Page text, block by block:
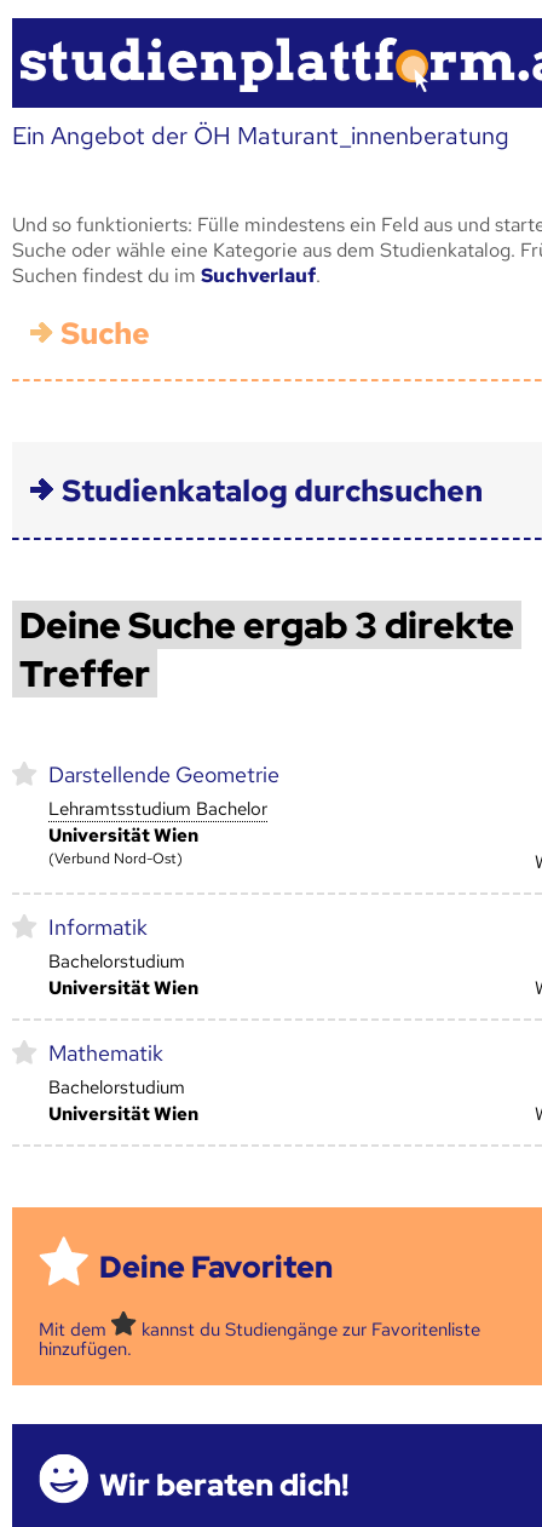
Ein Angebot der ÖH Maturant_innenberatung
Und so funktionierts: Fülle mindestens ein Feld aus und
Suche oder wähle eine Kategorie aus dem Studienkatalog.
Suchen findest du im Suchverlauf.
Suche
Studienkatalog durchsuchen
Deine Suche ergab 3 direkte
Treffer
Darstellende Geometrie
Lehramtsstudium Bachelor
Universität Wien
(Verbund Nord-Ost)
Informatik
Bachelorstudium
Universität Wien
Mathematik
Bachelorstudium
Universität Wien
Deine Favoriten
Mit dem
kannst du Studiengänge zur Favoritenliste
hinzufügen.
Wir beraten dich!